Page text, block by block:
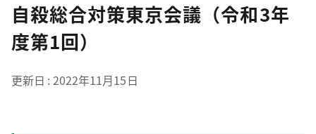
自殺総合対策東京会議（令和3年
度第1回）
更新日 2022年11月15日